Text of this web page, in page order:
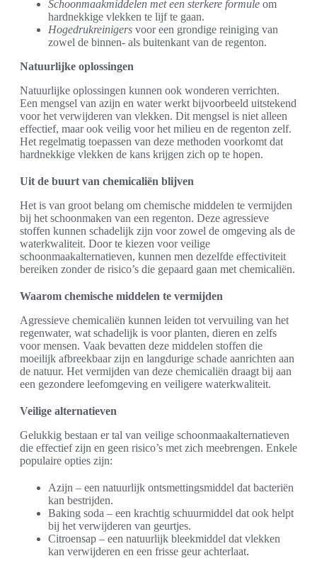
Schoonmaakmiddelen met een sterkere formule om
hardnekkige vlekken te lijf te gaan.
Hogedrukreinigers voor een grondige reiniging van
zowel de binnen- als buitenkant van de regenton.
Natuurlijke oplossingen
Natuurlijke oplossingen kunnen ook wonderen verrichten.
Een mengsel van azijn en water werkt bijvoorbeeld uitstekend
voor het verwijderen van vlekken. Dit mengsel is niet alleen
effectief, maar ook veilig voor het milieu en de regenton zelf.
Het regelmatig toepassen van deze methoden voorkomt dat
hardnekkige vlekken de kans krijgen zich op te hopen.
Uit de buurt van chemicaliën blijven
Het is van groot belang om chemische middelen te vermijden
bij het schoonmaken van een regenton. Deze agressieve
stoffen kunnen schadelijk zijn voor zowel de omgeving als de
waterkwaliteit. Door te kiezen voor veilige
schoonmaakalternatieven, kunnen men dezelfde effectiviteit
bereiken zonder de risico’s die gepaard gaan met chemicaliën.
Waarom chemische middelen te vermijden
Agressieve chemicaliën kunnen leiden tot vervuiling van het
regenwater, wat schadelijk is voor planten, dieren en zelfs
voor mensen. Vaak bevatten deze middelen stoffen die
moeilijk afbreekbaar zijn en langdurige schade aanrichten aan
de natuur. Het vermijden van deze chemicaliën draagt bij aan
een gezondere leefomgeving en veiligere waterkwaliteit.
Veilige alternatieven
Gelukkig bestaan er tal van veilige schoonmaakalternatieven
die effectief zijn en geen risico’s met zich meebrengen. Enkele
populaire opties zijn:
Azijn – een natuurlijk ontsmettingsmiddel dat bacteriën
kan bestrijden.
Baking soda – een krachtig schuurmiddel dat ook helpt
bij het verwijderen van geurtjes.
Citroensap – een natuurlijk bleekmiddel dat vlekken
kan verwijderen en een frisse geur achterlaat.